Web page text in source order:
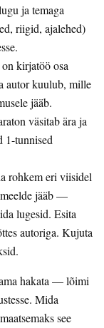
ja temaga
riigid, ajalehed)
kirjatöö osa
autor kuulub, mille
jääb.
väsitab ära ja
1-tunnised
rohkem eri viisidel
meelde jääb —
lugesid. Esita
autoriga. Kujuta
hakata — lõimi
Mida
see